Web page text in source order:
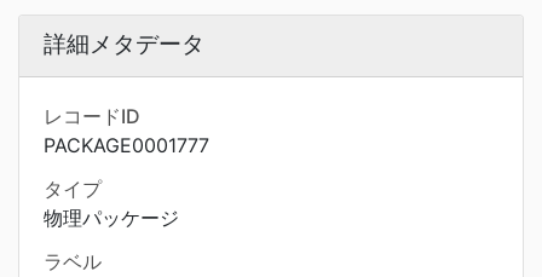
詳細メタデータ
レコードID
PACKAGE0001777
タイプ
物理パッケージ
ラベル